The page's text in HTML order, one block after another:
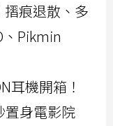
摺痕退散、多
、Pikmin
耳機開箱！
置身電影院